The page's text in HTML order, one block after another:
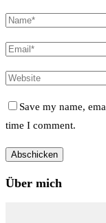
Save my name,
time I comment.
Über mich